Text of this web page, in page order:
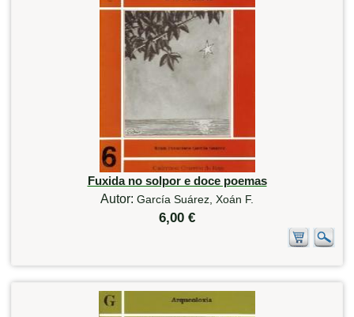
Fuxida no solpor e doce poemas
Autor: García Suárez, Xoán F.
6,00 €